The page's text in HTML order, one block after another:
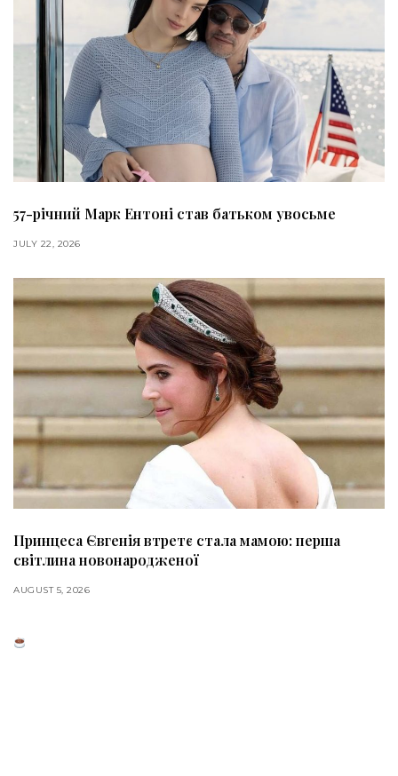
57-річний Марк Ентоні став батьком увосьме
JULY 22, 2026
Принцеса Євгенія втретє стала мамою: перша
світлина новонародженої
AUGUST 5, 2026